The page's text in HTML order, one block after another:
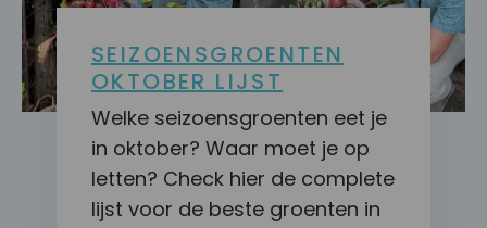
SEIZOENSGROENTEN
OKTOBER LIJST
Welke seizoensgroenten eet je
in oktober? Waar moet je op
letten? Check hier de complete
lijst voor de beste groenten in